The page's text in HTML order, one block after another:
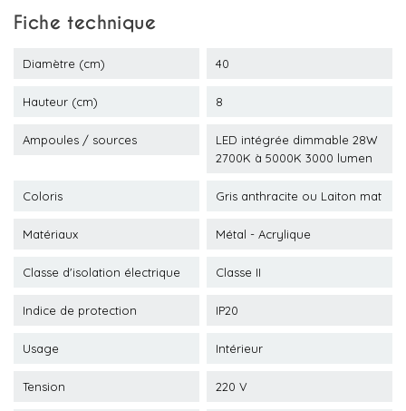
Fiche technique
Diamètre (cm) 40
Hauteur (cm) 8
Ampoules / sources
LED intégrée dimmable 28W
2700K à 5000K 3000 lumen
Coloris Gris anthracite ou Laiton mat
Matériaux Métal - Acrylique
Classe d'isolation électrique Classe II
Indice de protection IP20
Usage Intérieur
Tension 220 V